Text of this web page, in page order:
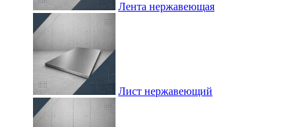
Лента нержавеющая
Лист нержавеющий